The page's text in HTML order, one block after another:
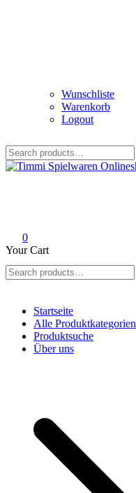
Wunschliste
Warenkorb
Logout
for:
0
Your Cart
for:
Startseite
Alle Produktkategorien
Produktsuche
Über uns